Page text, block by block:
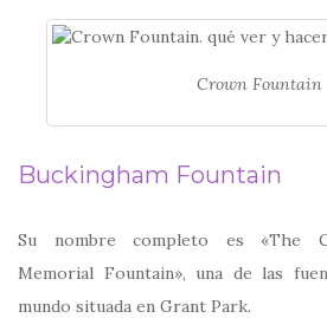
Crown Fountain
Buckingham Fountain
Su nombre completo es «The
Memorial Fountain», una de las
mundo situada en Grant Park.